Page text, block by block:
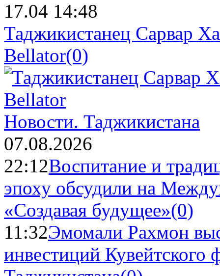
17.04 14:48
Таджикистанец Сарвар
Bellator(0)
Новости. Таджикистана
07.08.2026
22:12Воспитание и
эпоху обсудили на
«Создавая будущее»(0)
11:32Эмомали Рахмон
инвестиций Кувейтского